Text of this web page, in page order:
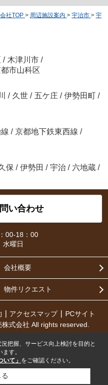
社TOP > 周辺施設案内 > 宇治市 > 宇
/ 木津川市 /
市山科区
/ 久世 / 五ケ庄 / 伊勢田町 /
/ 京都地下鉄東西線 /
保 / 伊勢田 / 宇治 / 六地蔵 /
い合わせ
00-18：00
水曜日
会社概要
物件リクエスト
アクセスマップ
PCサイト
式会社 All rights reserved.
把握、サービス向上検討を目的と
す。
いて」 をご確認ください。